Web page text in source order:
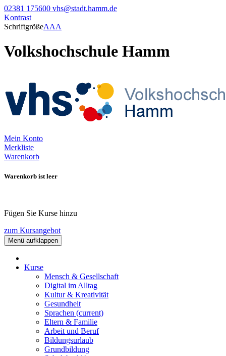
02381 175600 vhs@stadt.hamm.de
Kontrast
SchriftgrößeAAA
Volkshochschule Hamm
Mein Konto
Merkliste
Warenkorb
Warenkorb ist leer
Fügen Sie Kurse hinzu
zum Kursangebot
Menü aufklappen
Kurse
Mensch & Gesellschaft
Digital im Alltag
Kultur & Kreativität
Gesundheit
Sprachen (current)
Eltern & Familie
Arbeit und Beruf
Bildungsurlaub
Grundbildung